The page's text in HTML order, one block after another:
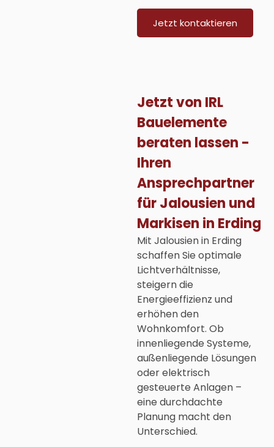
Jetzt kontaktieren
Jetzt von IRL
Bauelemente
beraten lassen -
Ihren
Ansprechpartner
für Jalousien und
Markisen in Erding
Mit Jalousien in Erding
schaffen Sie optimale
Lichtverhältnisse,
steigern die
Energieeffizienz und
erhöhen den
Wohnkomfort. Ob
innenliegende Systeme,
außenliegende Lösungen
oder elektrisch
gesteuerte Anlagen –
eine durchdachte
Planung macht den
Unterschied.